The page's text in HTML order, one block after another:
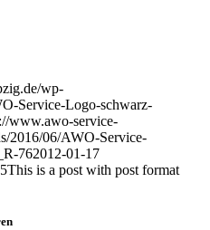
wp-
Service-Logo-schwarz-
www.awo-service-
2016/06/AWO-Service-
762012-01-17
This is a post with post format